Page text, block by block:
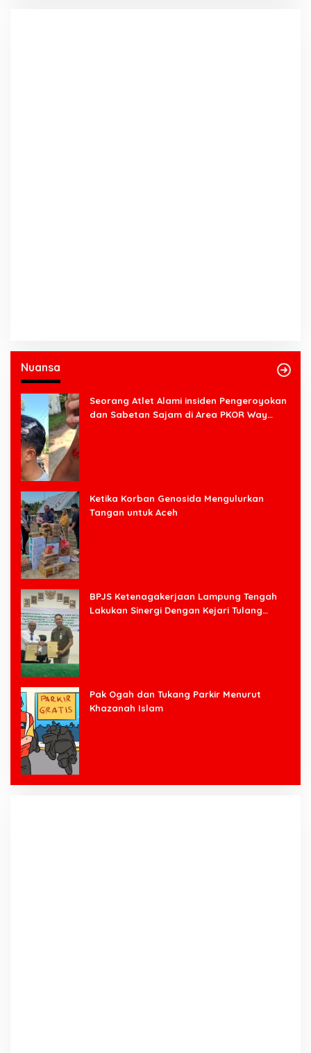
Nuansa
Seorang Atlet Alami insiden Pengeroyokan
dan Sabetan Sajam di Area PKOR Way
Ketika Korban Genosida Mengulurkan
Tangan untuk Aceh
BPJS Ketenagakerjaan Lampung Tengah
Lakukan Sinergi Dengan Kejari Tulang
Pak Ogah dan Tukang Parkir Menurut
Khazanah Islam